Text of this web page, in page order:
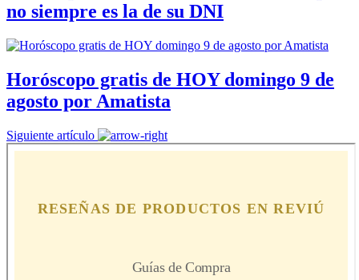
no siempre es la de su DNI
Horóscopo gratis de HOY domingo 9 de
agosto por Amatista
Siguiente artículo